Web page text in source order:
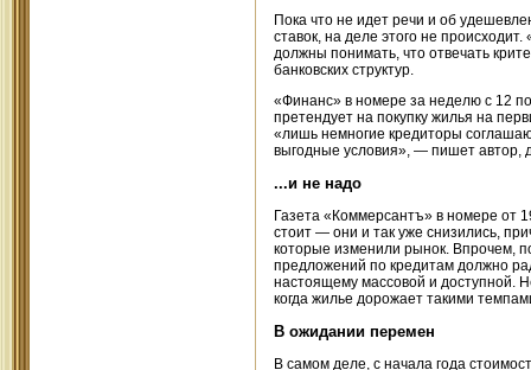
Пока что не идет речи и об
ставок, на деле этого не
должны понимать, что отвечать
банковских структур.
«Финанс» в номере за неделю с 12
претендует на покупку жилья на
«лишь немногие кредиторы
выгодные условия», — пишет автор,
...и не надо
Газета «Коммерсантъ» в номере от
стоит — они и так уже снизились,
которые изменили рынок. Впрочем,
предложений по кредитам должно
настоящему массовой и доступной.
когда жилье дорожает такими
В ожидании перемен
В самом деле, с начала года